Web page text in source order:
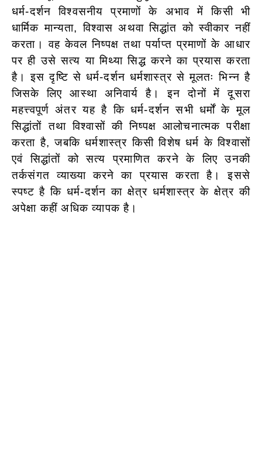
धर्म-दर्शन विश्वसनीय प्रमाणों के अभाव में किसी भी
धार्मिक मान्यता, विश्वास अथवा सिद्धांत को स्वीकार नहीं
करता। वह केवल निष्पक्ष तथा पर्याप्त प्रमाणों के आधार
पर ही उसे सत्य या मिथ्या सिद्ध करने का प्रयास करता
है। इस दृष्टि से धर्म-दर्शन धर्मशास्त्र से मूलतः भिन्न है
जिसके लिए आस्था अनिवार्य है। इन दोनों में दूसरा
महत्त्वपूर्ण अंतर यह है कि धर्म-दर्शन सभी धर्मों के मूल
सिद्धांतों तथा विश्वासों की निष्पक्ष आलोचनात्मक परीक्षा
करता है, जबकि धर्मशास्त्र किसी विशेष धर्म के विश्वासों
एवं सिद्धांतों को सत्य प्रमाणित करने के लिए उनकी
तर्कसंगत व्याख्या करने का प्रयास करता है। इससे
स्पष्ट है कि धर्म-दर्शन का क्षेत्र धर्मशास्त्र के क्षेत्र की
अपेक्षा कहीं अधिक व्यापक है।